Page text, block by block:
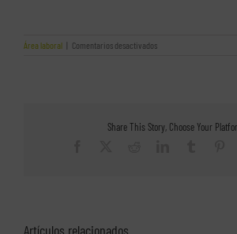
Área laboral | Comentarios desactivadosen
limitación.
Share This Story, Choose Your
Artículos relacionados